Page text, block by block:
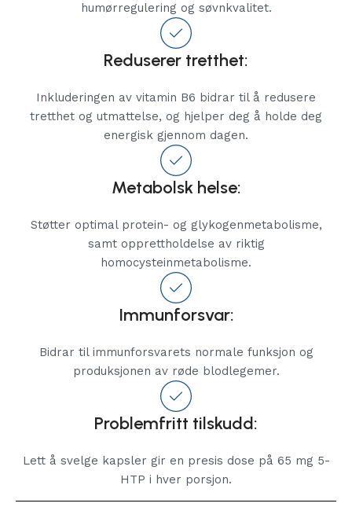
humørregulering og søvnkvalitet.
Reduserer tretthet:
Inkluderingen av vitamin B6 bidrar til å redusere
tretthet og utmattelse, og hjelper deg å holde deg
energisk gjennom dagen.
Metabolsk helse:
Støtter optimal protein- og glykogenmetabolisme,
samt opprettholdelse av riktig
homocysteinmetabolisme.
Immunforsvar:
Bidrar til immunforsvarets normale funksjon og
produksjonen av røde blodlegemer.
Problemfritt tilskudd:
Lett å svelge kapsler gir en presis dose på 65 mg 5-
HTP i hver porsjon.